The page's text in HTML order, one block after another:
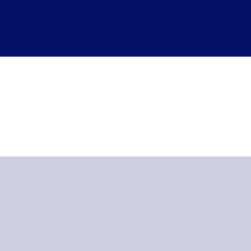
com a qualidade e excelência